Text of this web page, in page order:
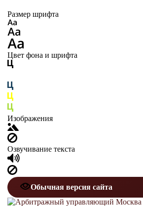
Размер шрифта
Цвет фона и шрифта
Изображения
Озвучивание текста
Обычная версия сайта